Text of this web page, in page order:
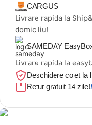
CARGUS
Livrare rapida la
domiciliu!
SAMEDAY
Livrare rapida la
Deschidere colet la
Retur gratuit 14 zile!